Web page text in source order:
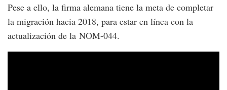
Pese a ello, la firma alemana tiene la meta de completar
la migración hacia 2018, para estar en línea con la
actualización de la NOM-044.